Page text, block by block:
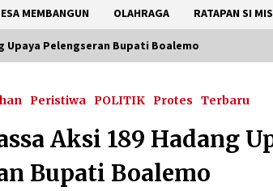
MEMBANGUN OLAHRAGA RATAPAN SI
Upaya Pelengseran Bupati Boalemo
Peristiwa POLITIK Protes Terbaru
Aksi 189 Hadang
Bupati Boalemo